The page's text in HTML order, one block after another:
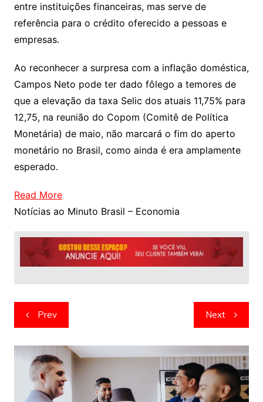
entre instituições financeiras, mas serve de
referência para o crédito oferecido a pessoas e
empresas.
Ao reconhecer a surpresa com a inflação doméstica,
Campos Neto pode ter dado fôlego a temores de
que a elevação da taxa Selic dos atuais 11,75% para
12,75, na reunião do Copom (Comitê de Política
Monetária) de maio, não marcará o fim do aperto
monetário no Brasil, como ainda é era amplamente
esperado.
Read More
Notícias ao Minuto Brasil – Economia
Navegação
de
artigos
Prev Next